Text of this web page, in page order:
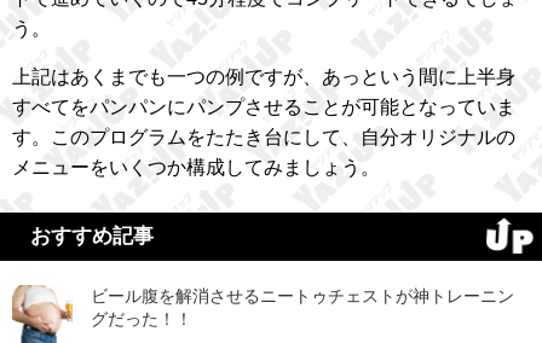
う。
上記はあくまでも一つの例ですが、あっという間に上半身
すべてをパンパンにパンプさせることが可能となっていま
す。このプログラムをたたき台にして、自分オリジナルの
メニューをいくつか構成してみましょう。
おすすめ記事
ビール腹を解消させるニートゥチェストが神トレーニン
グだった！！